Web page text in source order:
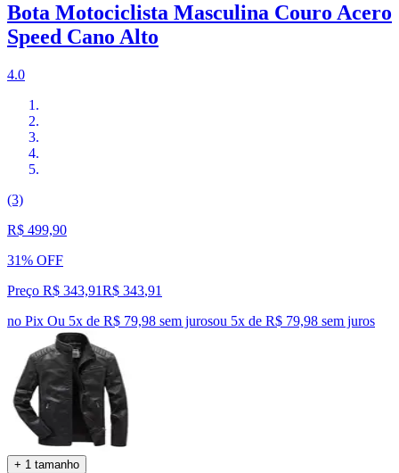
Bota Motociclista Masculina Couro Acero
Speed Cano Alto
4.0
(3)
R$ 499,90
31% OFF
Preço R$ 343,91R$ 343,91
no Pix Ou 5x de R$ 79,98 sem jurosou 5x de R$ 79,98 sem juros
+ 1 tamanho